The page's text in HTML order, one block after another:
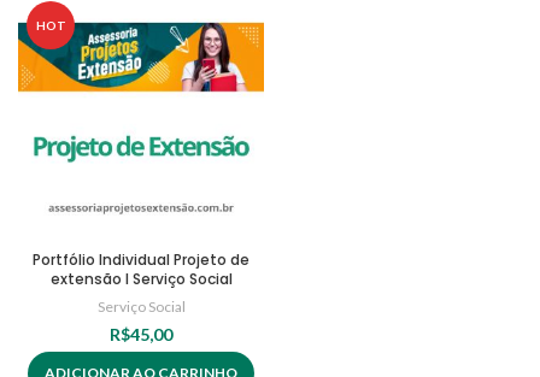
HOT
Portfólio Individual Projeto de
extensão I Serviço Social
Serviço Social
R$45,00
ADICIONAR AO CARRINHO